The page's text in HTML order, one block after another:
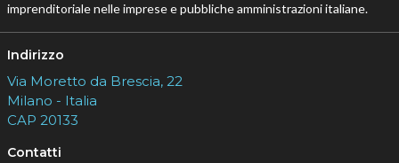
imprenditoriale nelle imprese e pubbliche amministrazioni italiane.
Indirizzo
Via Moretto da Brescia, 22
Milano - Italia
CAP 20133
Contatti